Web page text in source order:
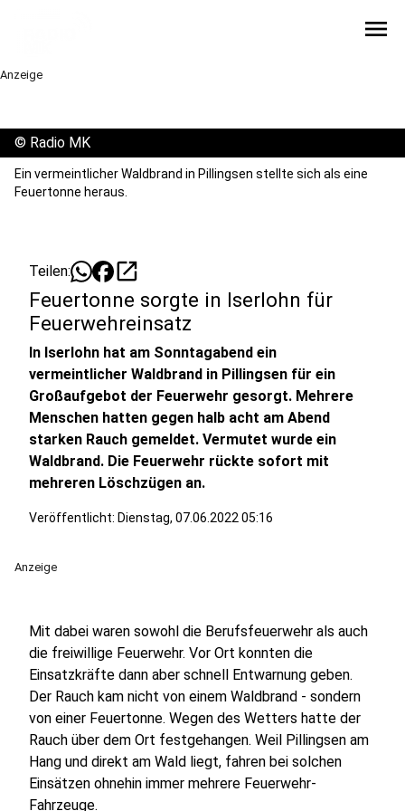
menu
Anzeige
© Radio MK
Ein vermeintlicher Waldbrand in Pillingsen stellte sich als eine
Feuertonne heraus.
Teilen: open_in_new
Feuertonne sorgte in Iserlohn für
Feuerwehreinsatz
In Iserlohn hat am Sonntagabend ein
vermeintlicher Waldbrand in Pillingsen für ein
Großaufgebot der Feuerwehr gesorgt. Mehrere
Menschen hatten gegen halb acht am Abend
starken Rauch gemeldet. Vermutet wurde ein
Waldbrand. Die Feuerwehr rückte sofort mit
mehreren Löschzügen an.
Veröffentlicht: Dienstag, 07.06.2022 05:16
Anzeige
Mit dabei waren sowohl die Berufsfeuerwehr als auch
die freiwillige Feuerwehr. Vor Ort konnten die
Einsatzkräfte dann aber schnell Entwarnung geben.
Der Rauch kam nicht von einem Waldbrand - sondern
von einer Feuertonne. Wegen des Wetters hatte der
Rauch über dem Ort festgehangen. Weil Pillingsen am
Hang und direkt am Wald liegt, fahren bei solchen
Einsätzen ohnehin immer mehrere Feuerwehr-
Fahrzeuge.